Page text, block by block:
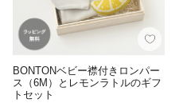
BONTONベビー襟付きロンパー
ス（6M）とレモンラトルのギフ
トセット